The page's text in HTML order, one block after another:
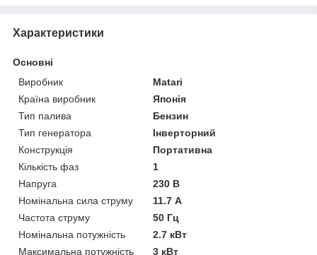
Характеристики
Основні
Виробник
Matari
Країна виробник
Японія
Тип палива
Бензин
Тип генератора
Інверторний
Конструкція
Портативна
Кількість фаз
1
Напруга
230 В
Номінальна сила струму
11.7 А
Частота струму
50 Гц
Номінальна потужність
2.7 кВт
Максимальна потужність
3 кВт